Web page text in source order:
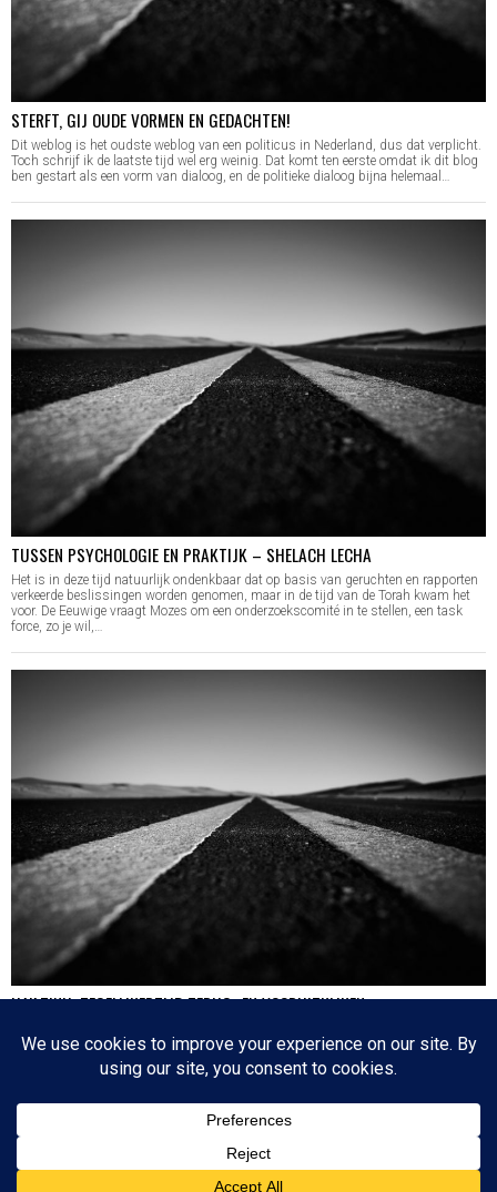
STERFT, GIJ OUDE VORMEN EN GEDACHTEN!
Dit weblog is het oudste weblog van een politicus in Nederland, dus dat verplicht.
Toch schrijf ik de laatste tijd wel erg weinig. Dat komt ten eerste omdat ik dit blog
ben gestart als een vorm van dialoog, en de politieke dialoog bijna helemaal…
TUSSEN PSYCHOLOGIE EN PRAKTIJK – SHELACH LECHA
Het is in deze tijd natuurlijk ondenkbaar dat op basis van geruchten en rapporten
verkeerde beslissingen worden genomen, maar in de tijd van de Torah kwam het
voor. De Eeuwige vraagt Mozes om een onderzoekscomité in te stellen, een task
force, zo je wil,…
HA’AZINU: TEGELIJKERTIJD TERUG- EN VOORUITKIJKEN
oktober 2020 begonnen: de eerste parasja van het jaar. Het zijn dagen die
tegenstrijdige emoties oproepen: aan de ene kant lezen we over de laatste dagen
Since 2003 © All Rights Reserved | Foto's Robbert Baruch tenzij anders vermeld
BOVEN